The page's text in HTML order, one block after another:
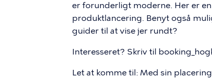
er forunderligt moderne. Her er
produktlancering. Benyt også
guider til at vise jer rundt?
Interesseret? Skriv til
Let at komme til: Med sin